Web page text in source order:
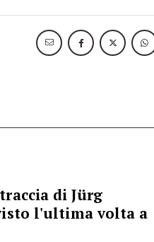
di Jürg
l'ultima volta a